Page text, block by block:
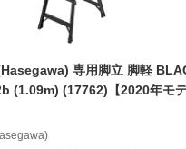
専用脚立 脚軽
(1.09m) (17762)【2020年モ